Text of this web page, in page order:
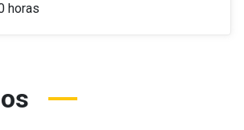
horas